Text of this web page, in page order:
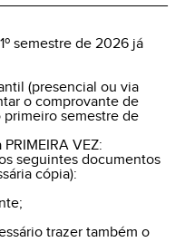
semestre de 2026 já
(presencial ou via
o comprovante de
semestre de
VEZ:
seguintes documentos
cópia):
trazer também o
Versão Desktop